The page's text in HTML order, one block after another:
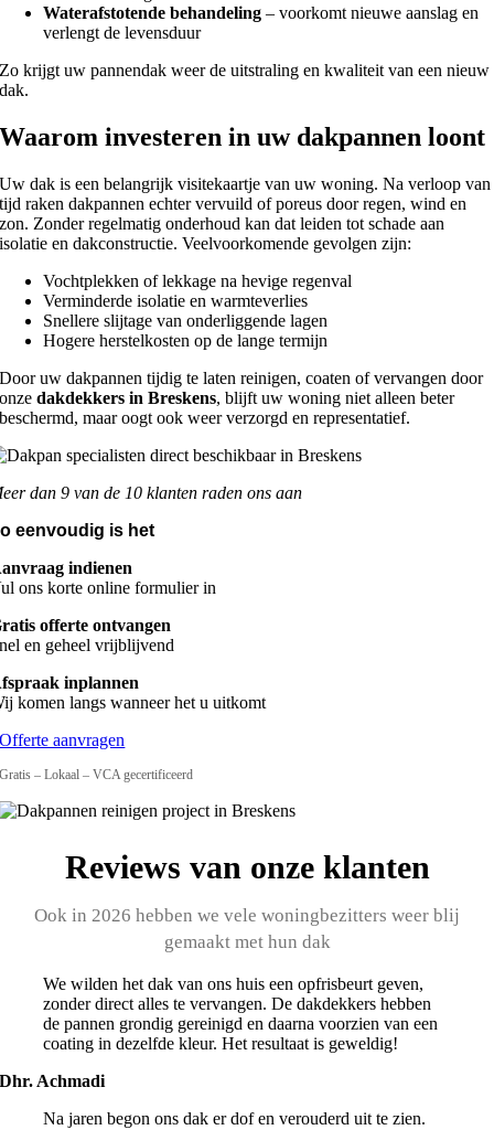
Waterafstotende behandeling – voorkomt nieuwe aanslag en
verlengt de levensduur
Zo krijgt uw pannendak weer de uitstraling en kwaliteit van een nieuw
dak.
Waarom investeren in uw dakpannen loont
Uw dak is een belangrijk visitekaartje van uw woning. Na verloop van
tijd raken dakpannen echter vervuild of poreus door regen, wind en
zon. Zonder regelmatig onderhoud kan dat leiden tot schade aan
isolatie en dakconstructie. Veelvoorkomende gevolgen zijn:
Vochtplekken of lekkage na hevige regenval
Verminderde isolatie en warmteverlies
Snellere slijtage van onderliggende lagen
Hogere herstelkosten op de lange termijn
Door uw dakpannen tijdig te laten reinigen, coaten of vervangen door
onzedakdekkers in Breskens, blijft uw woning niet alleen beter
beschermd, maar oogt ook weer verzorgd en representatief.
dan 9 van de 10 klanten raden ons aan
eenvoudig is het
indienen
ons korte online formulier in
offerte ontvangen
en geheel vrijblijvend
inplannen
komen langs wanneer het u uitkomt
Offerte aanvragen
Gratis – Lokaal – VCA gecertificeerd
Reviews van onze klanten
Ook in 2026 hebben we vele woningbezitters weer blij
gemaakt met hun dak
We wilden het dak van ons huis een opfrisbeurt geven,
zonder direct alles te vervangen. De dakdekkers hebben
de pannen grondig gereinigd en daarna voorzien van een
coating in dezelfde kleur. Het resultaat is geweldig!
Dhr. Achmadi
Na jaren begon ons dak er dof en verouderd uit te zien.